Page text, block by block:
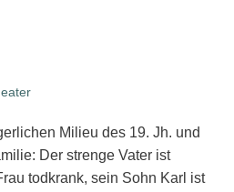
Milieu des 19. Jh. und
Der strenge Vater ist
todkrank, sein Sohn Karl ist